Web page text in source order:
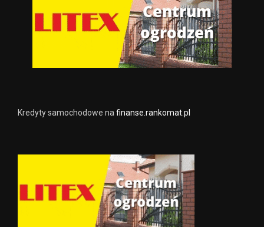
Kredyty samochodowe na finanse.rankomat.pl